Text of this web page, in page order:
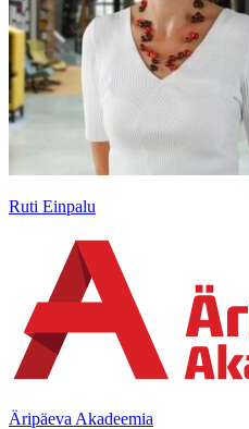
Ruti Einpalu
Äripäeva Akadeemia